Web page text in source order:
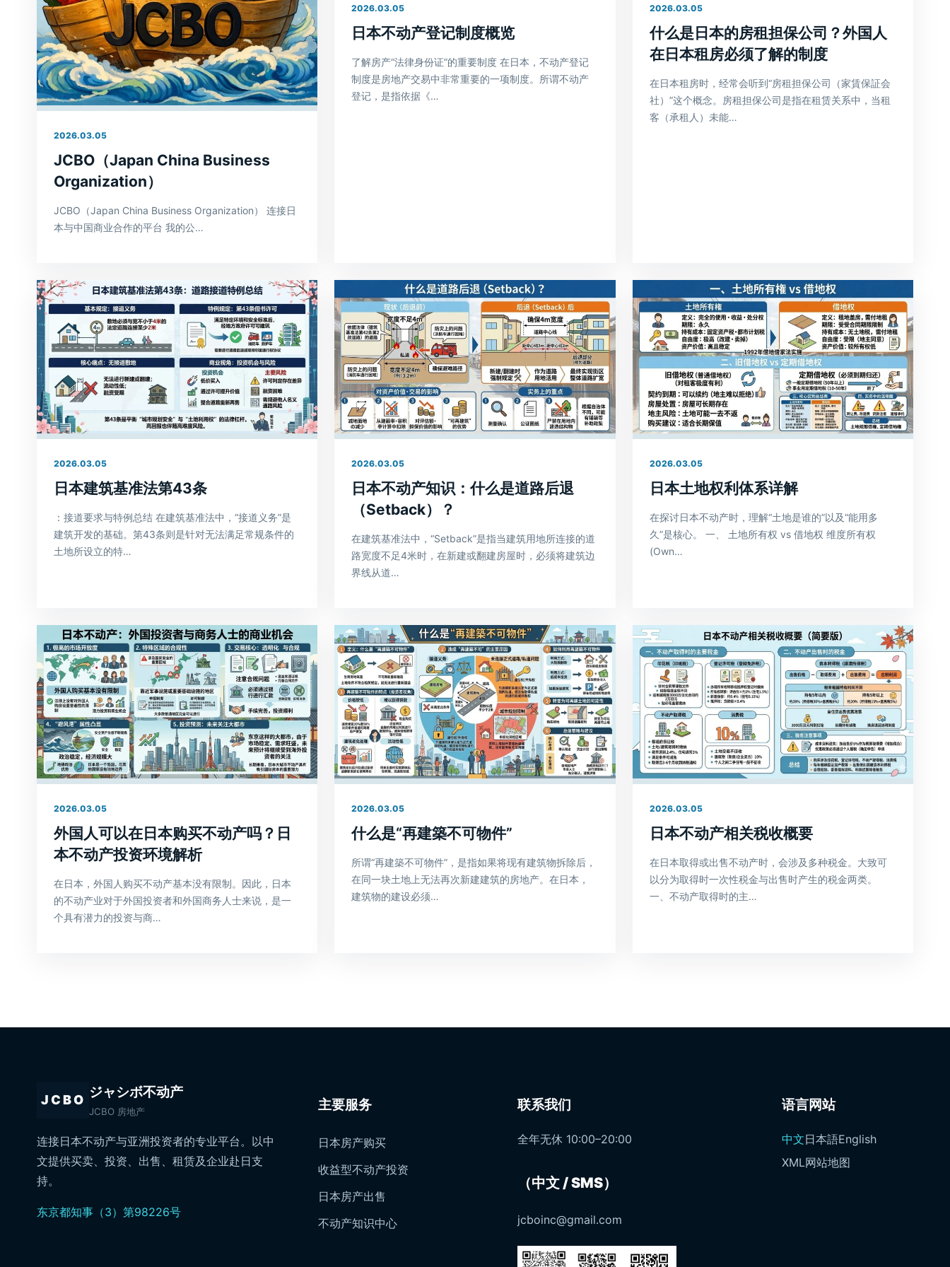
2026.03.05
JCBO（Japan China Business
Organization）
JCBO（Japan China Business Organization） 连接日
本与中国商业合作的平台 我的公…
2026.03.05
日本不动产登记制度概览
了解房产“法律身份证”的重要制度 在日本，不动产登记
制度是房地产交易中非常重要的一项制度。所谓不动产
登记，是指依据《…
2026.03.05
什么是日本的房租担保公司？外国人
在日本租房必须了解的制度
在日本租房时，经常会听到“房租担保公司（家賃保証会
社）”这个概念。房租担保公司是指在租赁关系中，当租
客（承租人）未能…
2026.03.05
日本建筑基准法第43条
：接道要求与特例总结 在建筑基准法中，“接道义务”是
建筑开发的基础。第43条则是针对无法满足常规条件的
土地所设立的特…
2026.03.05
日本不动产知识：什么是道路后退
（Setback）？
在建筑基准法中，“Setback”是指当建筑用地所连接的道
路宽度不足4米时，在新建或翻建房屋时，必须将建筑边
界线从道…
2026.03.05
日本土地权利体系详解
在探讨日本不动产时，理解“土地是谁的”以及“能用多
久”是核心。 一、 土地所有权 vs 借地权 维度所有权
(Own…
2026.03.05
外国人可以在日本购买不动产吗？日
本不动产投资环境解析
在日本，外国人购买不动产基本没有限制。因此，日本
的不动产业对于外国投资者和外国商务人士来说，是一
个具有潜力的投资与商…
2026.03.05
什么是“再建築不可物件”
所谓“再建築不可物件”，是指如果将现有建筑物拆除后，
在同一块土地上无法再次新建建筑的房地产。在日本，
建筑物的建设必须…
2026.03.05
日本不动产相关税收概要
在日本取得或出售不动产时，会涉及多种税金。大致可
以分为取得时一次性税金与出售时产生的税金两类。
一、不动产取得时的主…
JCBO ジャシボ不动产
JCBO 房地产
连接日本不动产与亚洲投资者的专业平台。以中
文提供买卖、投资、出售、租赁及企业赴日支
持。
东京都知事（3）第98226号
主要服务
日本房产购买
收益型不动产投资
日本房产出售
不动产知识中心
联系我们
全年无休 10:00–20:00
（中文 / SMS）
jcboinc@gmail.com
语言网站
中文日本語English
XML网站地图